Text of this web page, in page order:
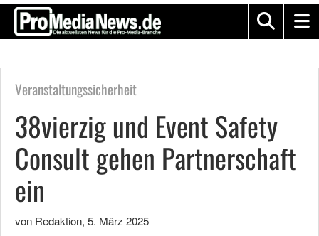
Veranstaltungssicherheit
38vierzig und Event Safety
Consult gehen Partnerschaft
ein
von Redaktion, 5. März 2025